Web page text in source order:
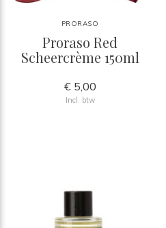
PRORASO
Proraso Red
Scheercrème 150ml
€ 5,00
Incl. btw